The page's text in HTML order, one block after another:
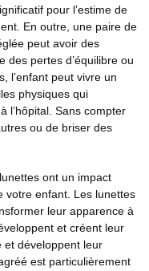
pour l’estime de
En outre, une paire de
peut avoir des
des pertes d’équilibre ou
l’enfant peut vivre un
physiques qui
l’hôpital. Sans compter
ou de briser des
ont un impact
votre enfant. Les lunettes
leur apparence à
et créent leur
et développent leur
est particulièrement